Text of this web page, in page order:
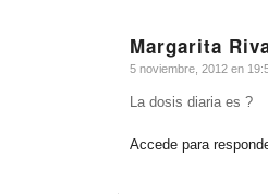
Margarita
Dice:
5 noviembre, 2012 en
La dosis diaria es ?
Accede para